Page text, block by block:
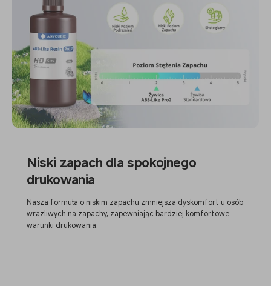
Niski zapach dla spokojnego
drukowania
Nasza formuła o niskim zapachu zmniejsza dyskomfort u osób
wrażliwych na zapachy, zapewniając bardziej komfortowe
warunki drukowania.